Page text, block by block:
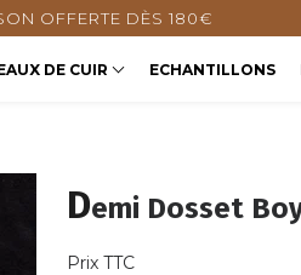
OFFERTE DÈS 180€
DE CUIR ECHANTILLONS
Demi Dosset
Prix TTC